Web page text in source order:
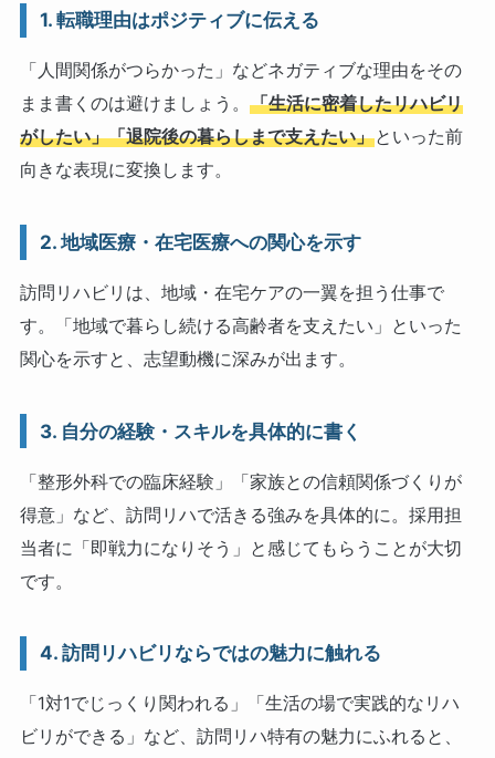
1. 転職理由はポジティブに伝える
「人間関係がつらかった」などネガティブな理由をその
まま書くのは避けましょう。 「生活に密着したリハビリ
がしたい」「退院後の暮らしまで支えたい」といった前
向きな表現に変換します。
2. 地域医療・在宅医療への関心を示す
訪問リハビリは、地域・在宅ケアの一翼を担う仕事で
す。「地域で暮らし続ける高齢者を支えたい」といった
関心を示すと、志望動機に深みが出ます。
3. 自分の経験・スキルを具体的に書く
「整形外科での臨床経験」「家族との信頼関係づくりが
得意」など、訪問リハで活きる強みを具体的に。採用担
当者に「即戦力になりそう」と感じてもらうことが大切
です。
4. 訪問リハビリならではの魅力に触れる
「1対1でじっくり関われる」「生活の場で実践的なリハ
ビリができる」など、訪問リハ特有の魅力にふれると、